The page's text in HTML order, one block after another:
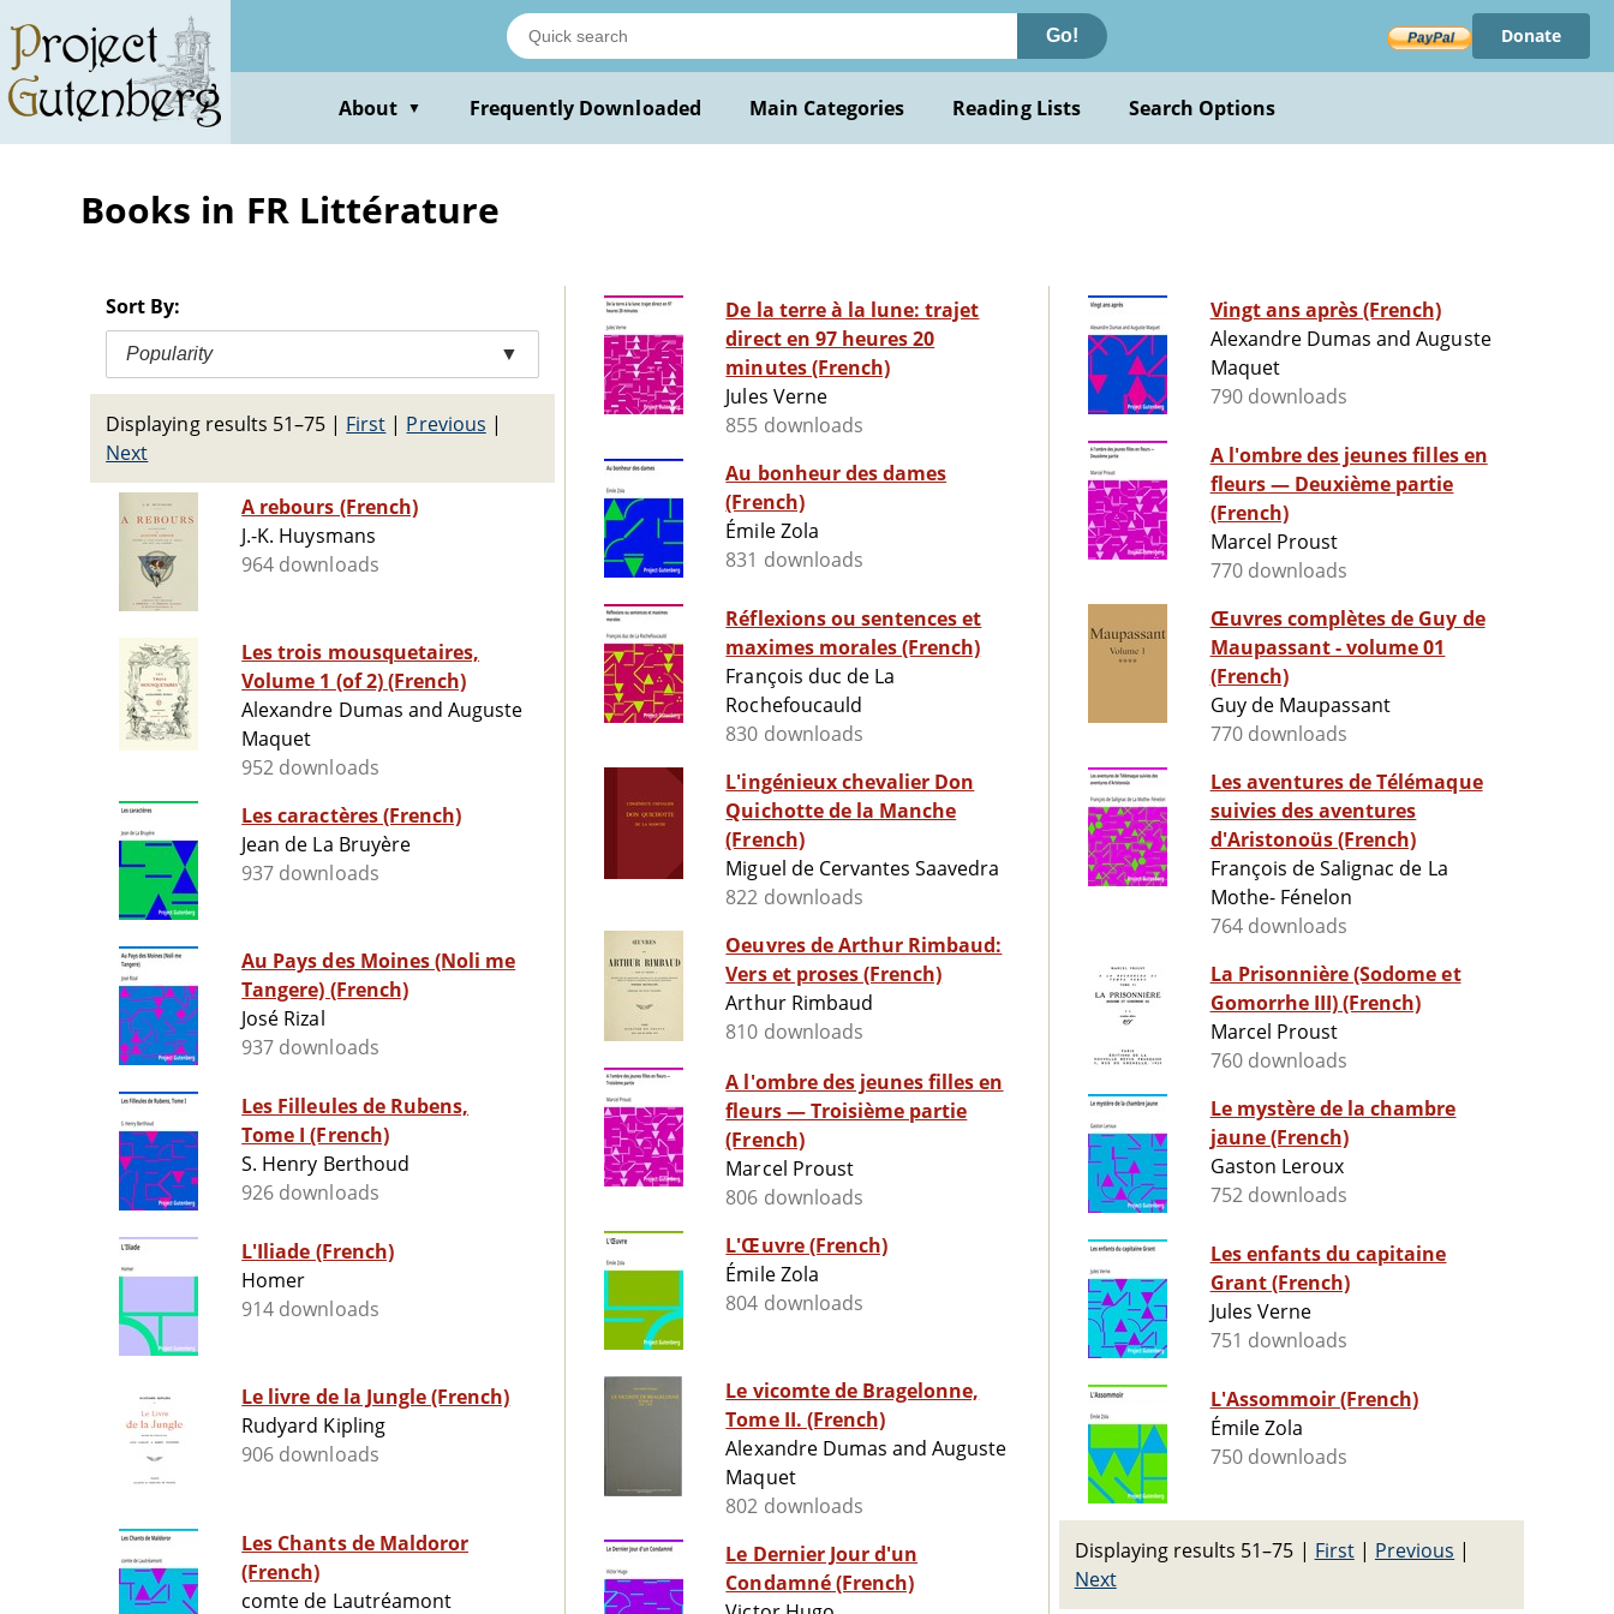
main
content
Go! Donate
About ▼ Frequently Downloaded Main Categories Reading Lists Search Options
Books in FR Littérature
Sort By:
Popularity ▼
Displaying results 51–75 | First | Previous |
Next
A rebours (French)
J.-K. Huysmans
964 downloads
Les trois mousquetaires,
Volume 1 (of 2) (French)
Alexandre Dumas and Auguste
Maquet
952 downloads
Les caractères (French)
Jean de La Bruyère
937 downloads
Au Pays des Moines (Noli me
Tangere) (French)
José Rizal
937 downloads
Les Filleules de Rubens,
Tome I (French)
S. Henry Berthoud
926 downloads
L'Iliade (French)
Homer
914 downloads
Le livre de la Jungle (French)
Rudyard Kipling
906 downloads
Les Chants de Maldoror
(French)
comte de Lautréamont
De la terre à la lune: trajet
direct en 97 heures 20
minutes (French)
Jules Verne
855 downloads
Au bonheur des dames
(French)
Émile Zola
831 downloads
Réflexions ou sentences et
maximes morales (French)
François duc de La
Rochefoucauld
830 downloads
L'ingénieux chevalier Don
Quichotte de la Manche
(French)
Miguel de Cervantes Saavedra
822 downloads
Oeuvres de Arthur Rimbaud:
Vers et proses (French)
Arthur Rimbaud
810 downloads
A l'ombre des jeunes filles en
fleurs — Troisième partie
(French)
Marcel Proust
806 downloads
L'Œuvre (French)
Émile Zola
804 downloads
Le vicomte de Bragelonne,
Tome II. (French)
Alexandre Dumas and Auguste
Maquet
802 downloads
Le Dernier Jour d'un
Condamné (French)
Vingt ans après (French)
Alexandre Dumas and Auguste
Maquet
790 downloads
A l'ombre des jeunes filles en
fleurs — Deuxième partie
(French)
Marcel Proust
770 downloads
Œuvres complètes de Guy de
Maupassant - volume 01
(French)
Guy de Maupassant
770 downloads
Les aventures de Télémaque
suivies des aventures
d'Aristonoüs (French)
François de Salignac de La
Mothe- Fénelon
764 downloads
La Prisonnière (Sodome et
Gomorrhe III) (French)
Marcel Proust
760 downloads
Le mystère de la chambre
jaune (French)
Gaston Leroux
752 downloads
Les enfants du capitaine
Grant (French)
Jules Verne
751 downloads
L'Assommoir (French)
Émile Zola
750 downloads
Displaying results 51–75 | First| Previous |
Next